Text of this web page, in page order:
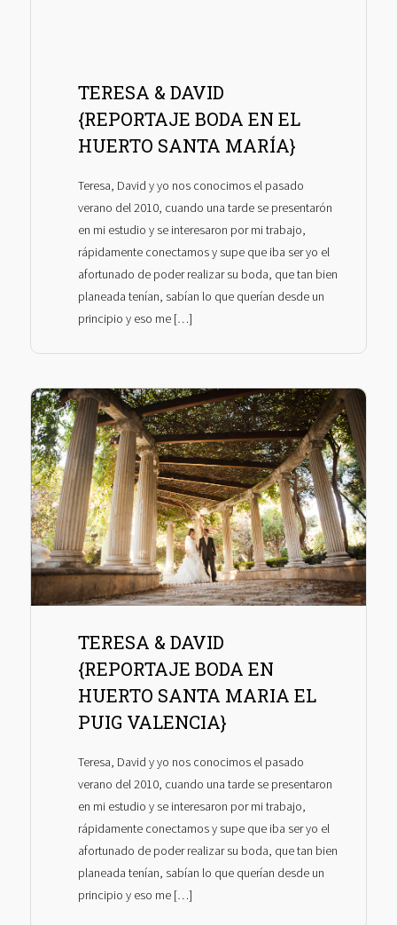
TERESA & DAVID
{REPORTAJE BODA EN EL
HUERTO SANTA MARÍA}
Teresa, David y yo nos conocimos el pasado
verano del 2010, cuando una tarde se presentarón
en mi estudio y se interesaron por mi trabajo,
rápidamente conectamos y supe que iba ser yo el
afortunado de poder realizar su boda, que tan bien
planeada tenían, sabían lo que querían desde un
principio y eso me […]
TERESA & DAVID
{REPORTAJE BODA EN
HUERTO SANTA MARIA EL
PUIG VALENCIA}
Teresa, David y yo nos conocimos el pasado
verano del 2010, cuando una tarde se presentaron
en mi estudio y se interesaron por mi trabajo,
rápidamente conectamos y supe que iba ser yo el
afortunado de poder realizar su boda, que tan bien
planeada tenían, sabían lo que querían desde un
principio y eso me […]